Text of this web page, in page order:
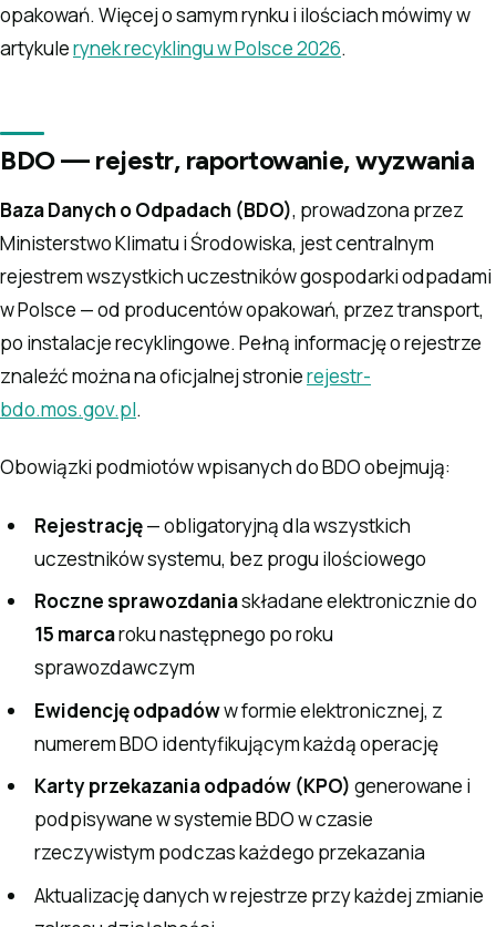
opakowań. Więcej o samym rynku i ilościach mówimy w
artykulerynek recyklingu w Polsce 2026.
BDO — rejestr, raportowanie, wyzwania
Baza Danych o Odpadach (BDO), prowadzona przez
Ministerstwo Klimatu i Środowiska, jest centralnym
rejestrem wszystkich uczestników gospodarki odpadami
w Polsce — od producentów opakowań, przez transport,
po instalacje recyklingowe. Pełną informację o rejestrze
znaleźć można na oficjalnej stronierejestr-
bdo.mos.gov.pl.
Obowiązki podmiotów wpisanych do BDO obejmują:
Rejestrację— obligatoryjną dla wszystkich
uczestników systemu, bez progu ilościowego
Roczne sprawozdaniaskładane elektronicznie do
15 marcaroku następnego po roku
sprawozdawczym
Ewidencję odpadóww formie elektronicznej, z
numerem BDO identyfikującym każdą operację
Karty przekazania odpadów (KPO) generowane i
podpisywane w systemie BDO w czasie
rzeczywistym podczas każdego przekazania
Aktualizację danych w rejestrze przy każdej zmianie